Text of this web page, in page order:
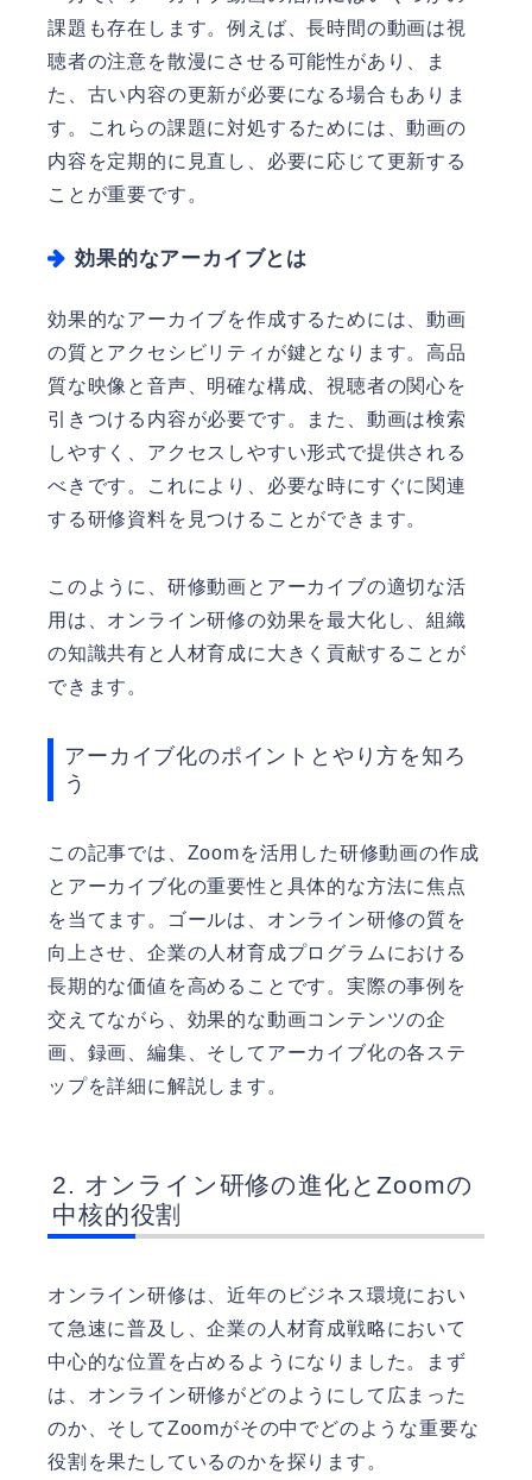
課題も存在します。例えば、長時間の動画は視
聴者の注意を散漫にさせる可能性があり、ま
た、古い内容の更新が必要になる場合もありま
す。これらの課題に対処するためには、動画の
内容を定期的に見直し、必要に応じて更新する
ことが重要です。
効果的なアーカイブとは
効果的なアーカイブを作成するためには、動画
の質とアクセシビリティが鍵となります。高品
質な映像と音声、明確な構成、視聴者の関心を
引きつける内容が必要です。また、動画は検索
しやすく、アクセスしやすい形式で提供される
べきです。これにより、必要な時にすぐに関連
する研修資料を見つけることができます。
このように、研修動画とアーカイブの適切な活
用は、オンライン研修の効果を最大化し、組織
の知識共有と人材育成に大きく貢献することが
できます。
アーカイブ化のポイントとやり方を知ろ
う
この記事では、Zoomを活用した研修動画の作成
とアーカイブ化の重要性と具体的な方法に焦点
を当てます。ゴールは、オンライン研修の質を
向上させ、企業の人材育成プログラムにおける
長期的な価値を高めることです。実際の事例を
交えてながら、効果的な動画コンテンツの企
画、録画、編集、そしてアーカイブ化の各ステ
ップを詳細に解説します。
オンライン研修の進化とZoomの
中核的役割
オンライン研修は、近年のビジネス環境におい
て急速に普及し、企業の人材育成戦略において
中心的な位置を占めるようになりました。まず
は、オンライン研修がどのようにして広まった
のか、そしてZoomがその中でどのような重要な
役割を果たしているのかを探ります。